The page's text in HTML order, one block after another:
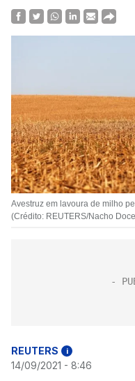
Avestruz em lavoura de milho
(Crédito: REUTERS/Nacho
REUTERS i
14/09/2021 - 8:46